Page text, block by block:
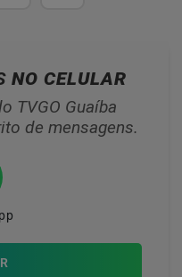
NO CELULAR
TVGO Guaíba
de mensagens.